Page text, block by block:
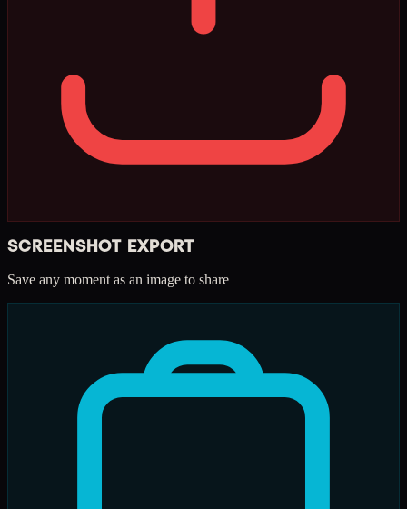
SCREENSHOT EXPORT
Save any moment as an image to share